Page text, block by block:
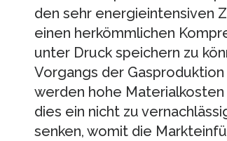
den sehr energieintensiven
einen herkömmlichen
unter Druck speichern zu
Vorgangs der
werden hohe
dies ein nicht zu
senken, womit die